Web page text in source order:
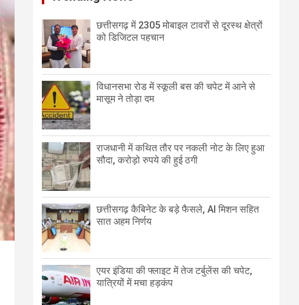
छत्तीसगढ़ में 2305 मोबाइल टावरों से दूरस्थ क्षेत्रों
को डिजिटल पहचान
विधानसभा रोड में स्कूली बस की चपेट में आने से
मासूम ने तोड़ा दम
राजधानी में कथित तौर पर नकली नोट के लिए हुआ
सौदा, करोड़ो रुपये की हुई ठगी
छत्तीसगढ़ कैबिनेट के बड़े फैसले, AI मिशन सहित
सात अहम निर्णय
एयर इंडिया की फ्लाइट में तेज टर्बुलेंस की चपेट,
यात्रियों में मचा हड़कंप